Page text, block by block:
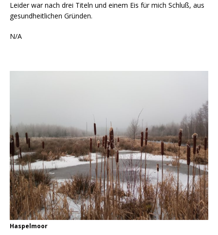
Leider war nach drei Titeln und einem Eis für mich Schluß, aus
gesundheitlichen Gründen.
N/A
Haspelmoor